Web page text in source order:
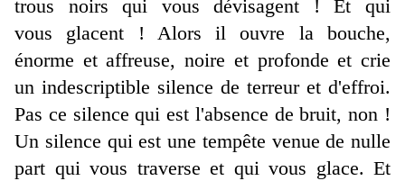
trous noirs qui vous dévisagent ! Et qui
vous glacent ! Alors il ouvre la bouche,
énorme et affreuse, noire et profonde et crie
un indescriptible silence de terreur et d'effroi.
Pas ce silence qui est l'absence de bruit, non !
Un silence qui est une tempête venue de nulle
part qui vous traverse et qui vous glace. Et